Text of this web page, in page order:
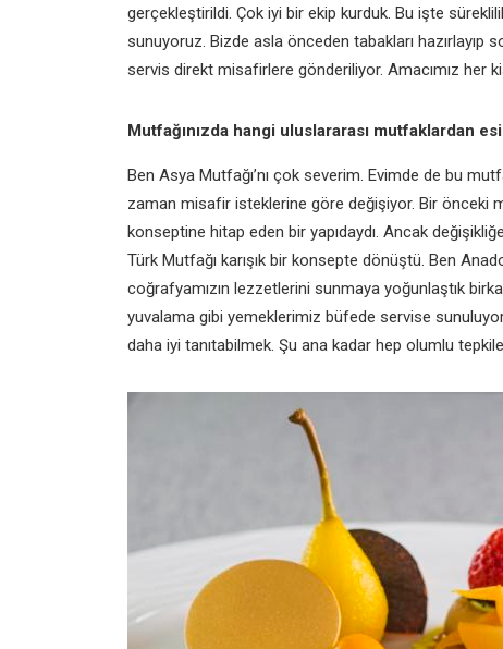
gerçekleştirildi. Çok iyi bir ekip kurduk. Bu işte
sunuyoruz. Bizde asla önceden tabakları hazırlayıp
servis direkt misafirlere gönderiliyor. Amacımız her
Mutfağınızda hangi uluslararası mutfaklardan
Ben Asya Mutfağı’nı çok severim. Evimde de bu
zaman misafir isteklerine göre değişiyor. Bir önceki
konseptine hitap eden bir yapıdaydı. Ancak
Türk Mutfağı karışık bir konsepte dönüştü. Ben
coğrafyamızın lezzetlerini sunmaya yoğunlaştık
yuvalama gibi yemeklerimiz büfede servise
daha iyi tanıtabilmek. Şu ana kadar hep olumlu